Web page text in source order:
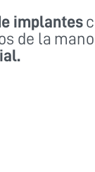
implantes
de la